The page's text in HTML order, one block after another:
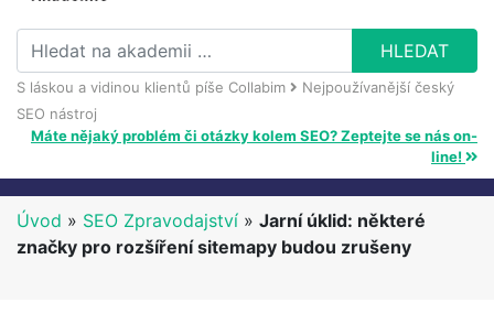
S láskou a vidinou klientů píše Collabim
Nejpoužívanější český
SEO nástroj
Máte nějaký problém či otázky kolem SEO? Zeptejte se nás on-
line!
Úvod » SEO Zpravodajství » Jarní úklid: některé
značky pro rozšíření sitemapy budou zrušeny